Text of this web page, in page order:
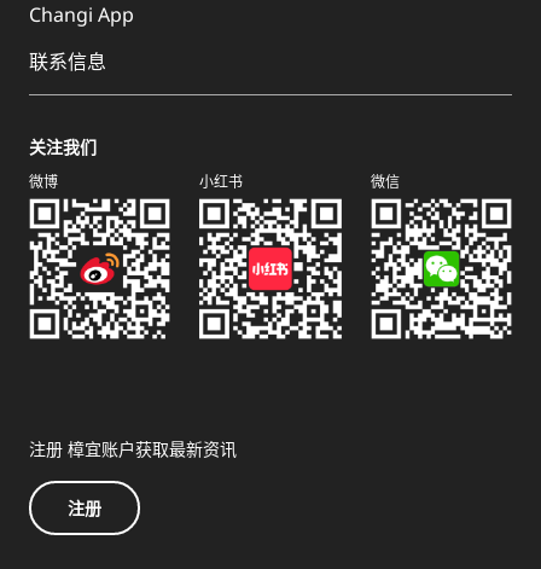
Changi App
联系信息
关注我们
微博 小红书 微信
注册 樟宜账户获取最新资讯
注册